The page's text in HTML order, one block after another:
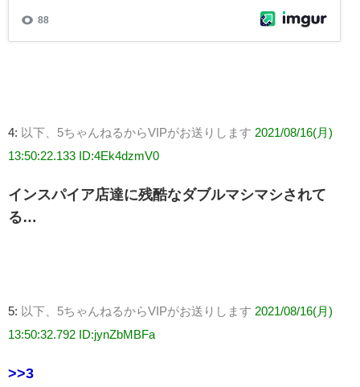
4: 以下、5ちゃんねるからVIPがお送りします 2021/08/16(月)
13:50:22.133 ID:4Ek4dzmV0
インスパイア店達に残酷なダブルマシマシされて
る…
5: 以下、5ちゃんねるからVIPがお送りします 2021/08/16(月)
13:50:32.792 ID:jynZbMBFa
>>3